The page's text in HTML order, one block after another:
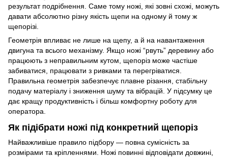
результат подрібнення. Саме тому ножі, які зовні схожі, можуть
давати абсолютно різну якість щепи на одному й тому ж
щепорізі.
Геометрія впливає не лише на щепу, а й на навантаження
двигуна та всього механізму. Якщо ножі “рвуть” деревину або
працюють з неправильним кутом, щепоріз може частіше
забиватися, працювати з ривками та перегріватися.
Правильна геометрія забезпечує плавне різання, стабільну
подачу матеріалу і зниження шуму та вібрацій. У підсумку це
дає кращу продуктивність і більш комфортну роботу для
оператора.
Як підібрати ножі під конкретний щепоріз
Найважливіше правило підбору — повна сумісність за
розмірами та кріпленнями. Ножі повинні відповідати довжині,